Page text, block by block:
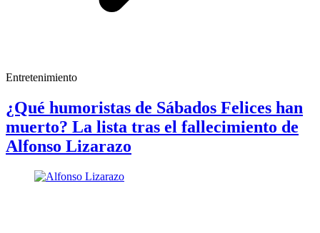
Entretenimiento
¿Qué humoristas de Sábados Felices han
muerto? La lista tras el fallecimiento de
Alfonso Lizarazo